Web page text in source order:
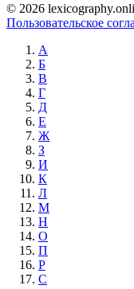
© 2026
Пользовательское
А
Б
В
Г
Д
Е
Ж
З
И
К
Л
М
Н
О
П
Р
С